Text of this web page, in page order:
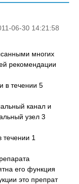
06-30 14:21:58
многих
рекомендации
в течении 5
канал и
узел 3
течении 1
его функция
это препрат